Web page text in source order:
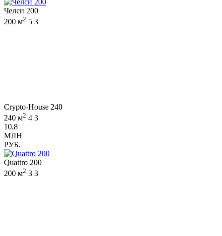
Челси 200
200 м2 5 3
Crypto-House 240
240 м2 4 3
10,8
МЛН
РУБ.
Quattro 200
200 м2 3 3